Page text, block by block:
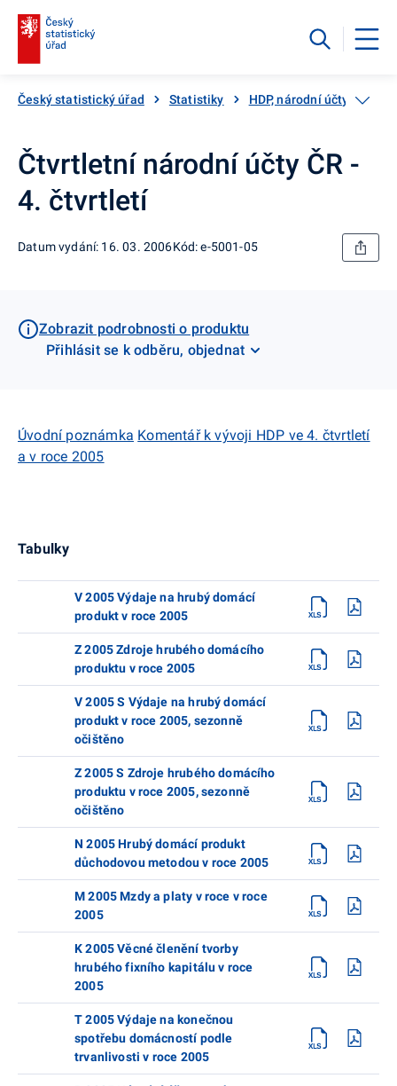
Český statistický úřad Statistiky HDP, národní účty
Čtvrtletní národní účty ČR -
4. čtvrtletí
Datum vydání: 16. 03. 2006Kód: e-5001-05
Zobrazit podrobnosti o produktu
Přihlásit se k odběru, objednat
Úvodní poznámka Komentář k vývoji HDP ve 4. čtvrtletí
a v roce 2005
Tabulky
V 2005 Výdaje na hrubý domácí
produkt v roce 2005
Z 2005 Zdroje hrubého domácího
produktu v roce 2005
V 2005 S Výdaje na hrubý domácí
produkt v roce 2005, sezonně
očištěno
Z 2005 S Zdroje hrubého domácího
produktu v roce 2005, sezonně
očištěno
N 2005 Hrubý domácí produkt
důchodovou metodou v roce 2005
M 2005 Mzdy a platy v roce v roce
2005
K 2005 Věcné členění tvorby
hrubého fixního kapitálu v roce
2005
T 2005 Výdaje na konečnou
spotřebu domácností podle
trvanlivosti v roce 2005